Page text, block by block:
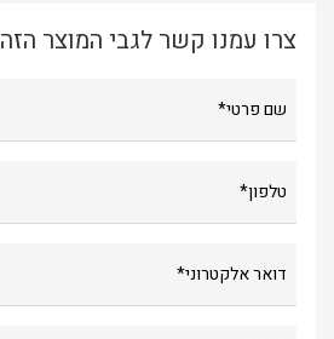
צרו עמנו קשר לגבי המוצר הזה